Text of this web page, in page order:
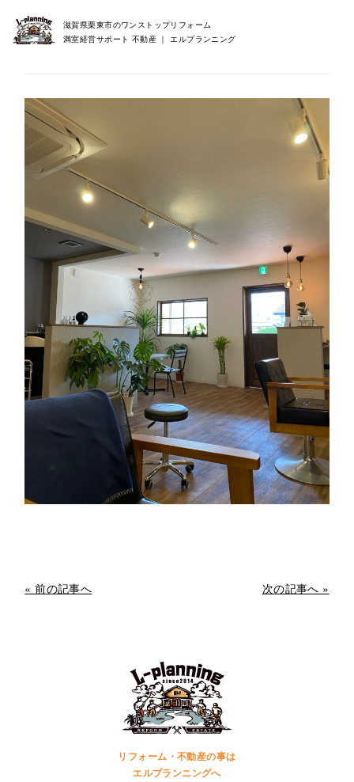
滋賀県栗東市のワンストップリフォーム
満室経営サポート 不動産 ｜ エルプランニング
« 前の記事へ 次の記事へ »
リフォーム・不動産の事は
エルプランニングへ